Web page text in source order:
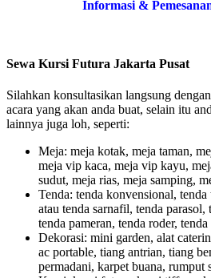
Informasi &
Sewa Kursi Futura Jakarta Pusat
Silahkan konsultasikan langsung
acara yang akan anda buat, selain itu
lainnya juga loh, seperti:
Meja: meja kotak, meja taman,
meja vip kaca, meja vip kayu,
sudut, meja rias, meja samping,
Tenda: tenda konvensional,
atau tenda sarnafil, tenda parasol,
tenda pameran, tenda roder,
Dekorasi: mini garden, alat
ac portable, tiang antrian, tiang
permadani, karpet buana, rumput